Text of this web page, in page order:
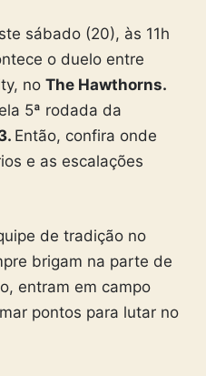
sábado (20), às 11h
o duelo entre
no The Hawthorns.
5ª rodada da
Então, confira onde
e as escalações
de tradição no
brigam na parte de
entram em campo
pontos para lutar no